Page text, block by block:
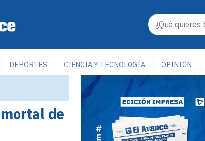
DEPORTES CIENCIA Y TECNOLOGÍA OPINIÓN
de